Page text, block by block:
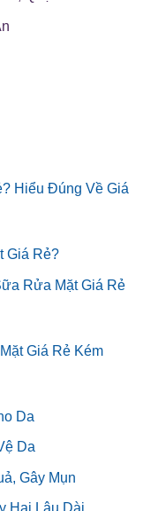
Hiểu Đúng Về Giá
Giá Rẻ?
Rửa Mặt Giá Rẻ
Giá Rẻ Kém
Da
Da
Gây Mụn